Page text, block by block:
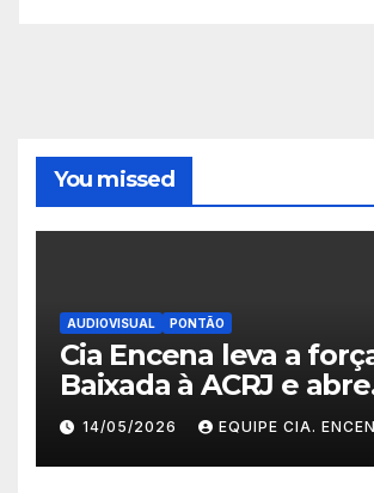
You missed
AUDIOVISUAL PONTÃO
Cia Encena leva a
Baixada à ACRJ e abre
inscrições para a 2ª
Fazendo Meu Primeiro
em Nova Iguaçu
14/05/2026 EQUIPE CIA.